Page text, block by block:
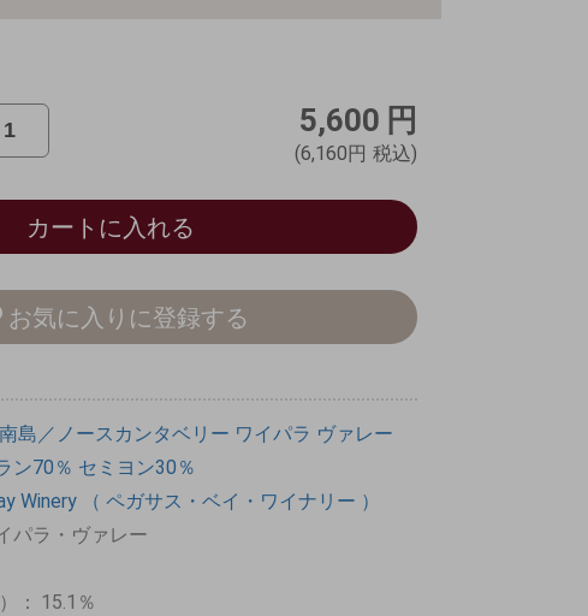
5,600 円
(6,160円 税込)
カートに入れる
お気に入りに登録する
南島／ノースカンタベリー ワイパラ ヴァレー
ン70％ セミヨン30％
Winery （ ペガサス・ベイ・ワイナリー ）
パラ・ヴァレー
： 15.1％